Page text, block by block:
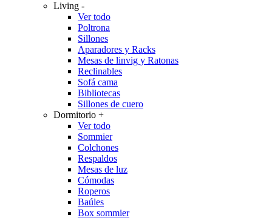
Living -
Ver todo
Poltrona
Sillones
Aparadores y Racks
Mesas de linvig y Ratonas
Reclinables
Sofá cama
Bibliotecas
Sillones de cuero
Dormitorio +
Ver todo
Sommier
Colchones
Respaldos
Mesas de luz
Cómodas
Roperos
Baúles
Box sommier